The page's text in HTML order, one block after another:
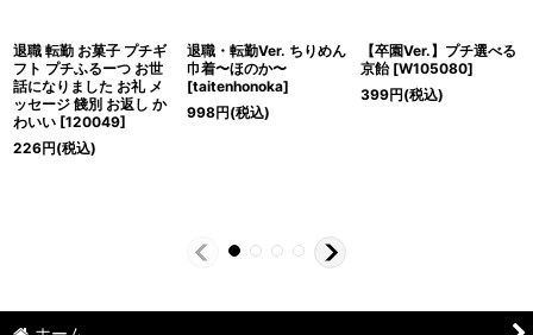
退職 転勤 お菓子 プチギ
フト プチふるーつ お世
話になりました お礼 メ
ッセージ 餞別 お返し か
わいい [120049]
226円(税込)
退職・転勤Ver. ちりめん
巾着〜ほのか〜
[taitenhonoka]
998円(税込)
【卒園Ver.】プチ選べる
京飴 [W105080]
399円(税込)